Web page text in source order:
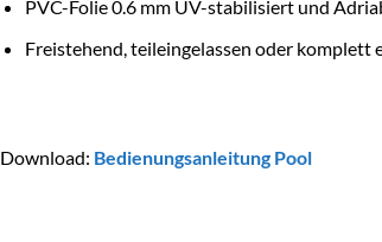
PVC-Folie 0.6 mm UV-stabilisiert und
Freistehend, teileingelassen oder komplett
Download: Bedienungsanleitung Pool